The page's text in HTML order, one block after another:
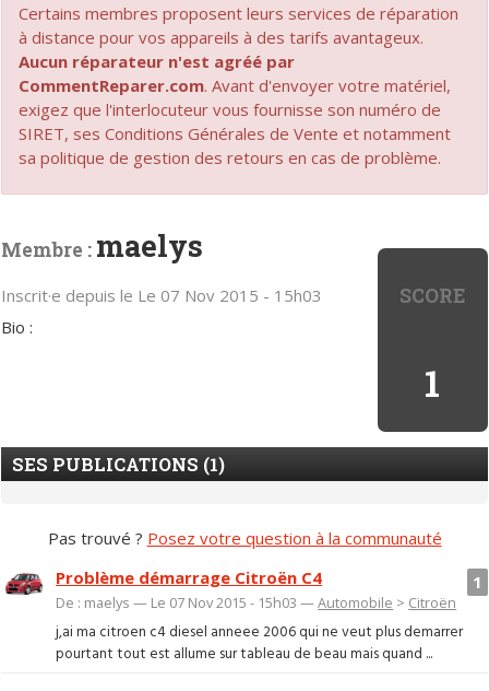
Certains membres proposent leurs services de réparation
à distance pour vos appareils à des tarifs avantageux.
Aucun réparateur n'est agréé par
CommentReparer.com. Avant d'envoyer votre matériel,
exigez que l'interlocuteur vous fournisse son numéro de
SIRET, ses Conditions Générales de Vente et notamment
sa politique de gestion des retours en cas de problème.
SCORE
1
Membre : maelys
Inscrit·e depuis le Le 07 Nov 2015 - 15h03
Bio :
SES PUBLICATIONS (1)
Pas trouvé ? Posez votre question à la communauté
1
Problème démarrage Citroën C4
De : maelys — Le 07 Nov 2015 - 15h03 —Automobile > Citroën
j,ai ma citroen c4 diesel anneee 2006 qui ne veut plus demarrer
pourtant tout est allume sur tableau de beau mais quand ...